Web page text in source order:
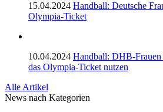
15.04.2024 Handball: Deutsche
Olympia-Ticket
10.04.2024 Handball: DHB-
das Olympia-Ticket nutzen
Alle Artikel
News nach Kategorien